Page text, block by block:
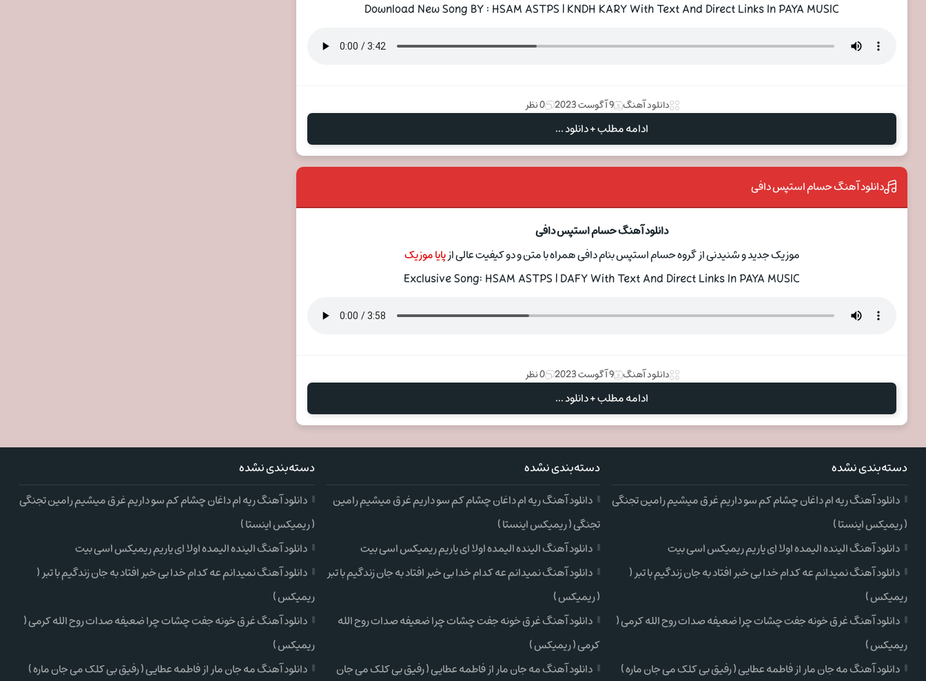
Download New Song BY : HSAM ASTPS | KNDH KARY With Text And Direct Links In PAYA MUSIC
دانلود آهنگ 9 آگوست 2023 0 نظر
ادامه مطلب + دانلود ...
دانلود آهنگ حسام استپس دافی
دانلود آهنگ حسام استپس دافی
موزیک جدید و شنیدنی از گروه حسام استپس بنام دافی همراه با متن و دو کیفیت عالی ازپایا موزیک
Exclusive Song: HSAM ASTPS | DAFY With Text And Direct Links In PAYA MUSIC
دانلود آهنگ 9 آگوست 2023 0 نظر
ادامه مطلب + دانلود ...
دسته‌بندی نشده
دانلود آهنگ ریه ام داغان چشام کم سو داریم غرق میشیم رامین تجنگی
( ریمیکس اینستا )
دانلود آهنگ الینده الیمده اولا ای یاریم ریمیکس اسی بیت
دانلود آهنگ نمیدانم عه کدام خدا بی خبر افتاد به جان زندگیم با تبر (
ریمیکس )
دانلود آهنگ غرق خونه جفت چشات چرا ضعیفه صدات روح الله کرمی (
ریمیکس )
دانلود آهنگ مه جان مار از فاطمه عطایی ( رفیق بی کلک می جان ماره )
دسته‌بندی نشده
دانلود آهنگ ریه ام داغان چشام کم سو داریم غرق میشیم رامین
تجنگی ( ریمیکس اینستا )
دانلود آهنگ الینده الیمده اولا ای یاریم ریمیکس اسی بیت
دانلود آهنگ نمیدانم عه کدام خدا بی خبر افتاد به جان زندگیم با تبر
( ریمیکس )
دانلود آهنگ غرق خونه جفت چشات چرا ضعیفه صدات روح الله
کرمی ( ریمیکس )
دانلود آهنگ مه جان مار از فاطمه عطایی ( رفیق بی کلک می جان
دسته‌بندی نشده
دانلود آهنگ ریه ام داغان چشام کم سو داریم غرق میشیم رامین تجنگی
( ریمیکس اینستا )
دانلود آهنگ الینده الیمده اولا ای یاریم ریمیکس اسی بیت
دانلود آهنگ نمیدانم عه کدام خدا بی خبر افتاد به جان زندگیم با تبر (
ریمیکس )
دانلود آهنگ غرق خونه جفت چشات چرا ضعیفه صدات روح الله کرمی (
ریمیکس )
دانلود آهنگ مه جان مار از فاطمه عطایی ( رفیق بی کلک می جان ماره )